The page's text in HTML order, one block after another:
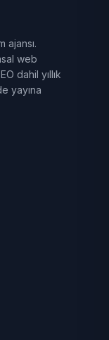
ajansı.
web
dahil yıllık
yayına